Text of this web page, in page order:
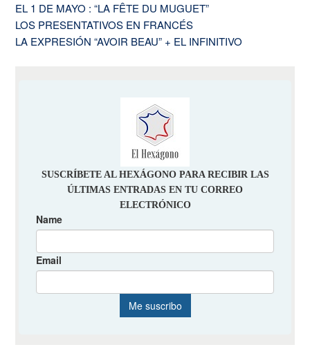
EL 1 DE MAYO : “LA FÊTE DU MUGUET”
LOS PRESENTATIVOS EN FRANCÉS
LA EXPRESIÓN “AVOIR BEAU” + EL INFINITIVO